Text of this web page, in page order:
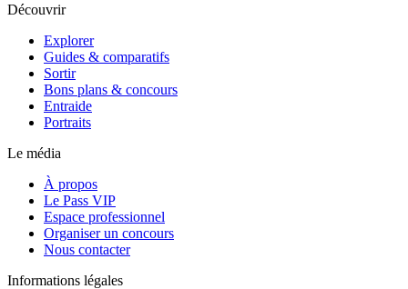
Découvrir
Explorer
Guides & comparatifs
Sortir
Bons plans & concours
Entraide
Portraits
Le média
À propos
Le Pass VIP
Espace professionnel
Organiser un concours
Nous contacter
Informations légales